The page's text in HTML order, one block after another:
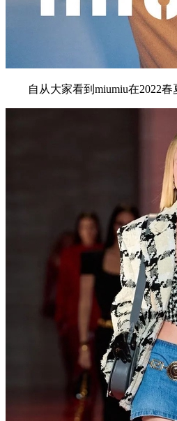
自从大家看到miumiu在2022春夏